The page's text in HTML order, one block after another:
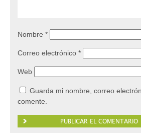
Nombre *
Correo electrónico *
Web
Guarda mi nombre, correo
comente.